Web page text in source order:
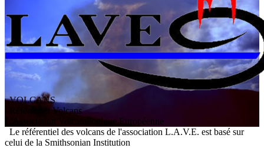
VOLCANS
/ Référentiel Volcans
ssociation V olcanologiqueEuropéenne
Le référentiel des volcans de l'association L.A.V.E. est basé sur
celui de la Smithsonian Institution